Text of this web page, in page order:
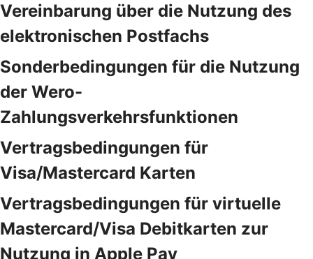
Vereinbarung über die Nutzung des
elektronischen Postfachs
Sonderbedingungen für die Nutzung
der Wero-
Zahlungsverkehrsfunktionen
Vertragsbedingungen für
Visa/Mastercard Karten
Vertragsbedingungen für virtuelle
Mastercard/Visa Debitkarten zur
Nutzung in Apple Pay